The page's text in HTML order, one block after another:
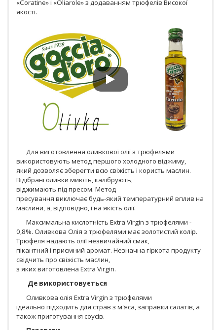
«Сoratine» і «Oliarole» з додаванням трюфелів Високої
якості.
Для виготовлення оливкової олії з трюфелями
використовують метод першого холодного віджиму,
який дозволяє зберегти всю свіжість і користь маслин.
Відібрані оливки миють, калібрують,
віджимають під пресом. Метод
пресування виключає будь-який температурний вплив на
маслини, а, відповідно, і на якість олії.
Максимальна кислотність Extra Virgin з трюфелями -
0,8%. Оливкова Олія з трюфелями має золотистий колір.
Трюфеля надають олії незвичайний смак,
пікантний і приємний аромат. Незначна гіркота продукту
свідчить про свіжість маслин,
з яких виготовлена Extra Virgin.
Де використовується
Оливкова олія Extra Virgin з трюфелями
ідеально підходить для страв з м'яса, заправки салатів, а
також приготування соусів.